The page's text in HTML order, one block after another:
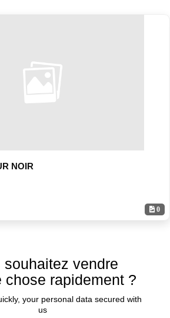
0
NOIR
souhaitez vendre
chose rapidement ?
your personal data secured with
us